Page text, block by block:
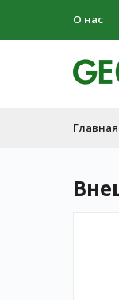
О нас
Главная